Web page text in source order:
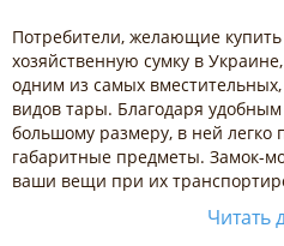
Потребители, желающие
хозяйственную сумку в
одним из самых
видов тары. Благодаря
большому размеру, в ней легко
габаритные предметы. Замок-
ваши вещи при их
стоит недорого, поэтому
населения и представителей
Читать